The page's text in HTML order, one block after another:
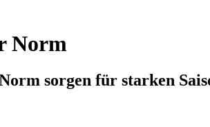
Norm
sorgen für starken